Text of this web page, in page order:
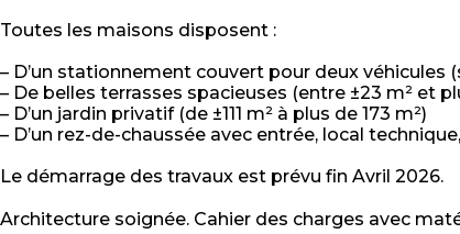
Toutes les maisons disposent :
– D’un stationnement couvert pour deux véhicules
– De belles terrasses spacieuses (entre ±23 m² et
– D’un jardin privatif (de ±111 m² à plus de 173 m²)
– D’un rez-de-chaussée avec entrée, local
Le démarrage des travaux est prévu fin Avril 2026.
Architecture soignée. Cahier des charges avec